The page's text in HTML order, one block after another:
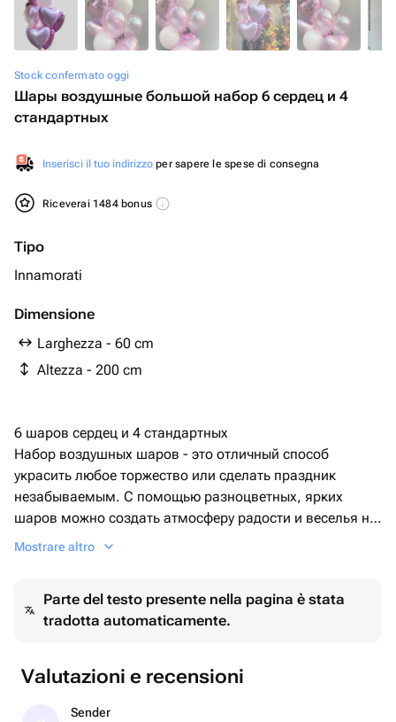
Stock confermato oggi
Шары воздушные большой набор 6 сердец и 4
стандартных
Inserisci il tuo indirizzo per sapere le spese di consegna
Riceverai 1484 bonus
Tipo
Innamorati
Dimensione
Larghezza - 60 cm
Altezza - 200 cm
6 шаров сердец и 4 стандартных
Набор воздушных шаров - это отличный способ
украсить любое торжество или сделать праздник
незабываемым. С помощью разноцветных, ярких
шаров можно создать атмосферу радости и веселья на
любом мероприятии.
для близких и друзей. Это креативный способ
поздравить человека с праздником и подарить ему
Так что не стесняйтесь использовать воздушные шары
для создания атмосферы веселья и праздника!
Mostrare altro
Parte del testo presente nella pagina è stata
tradotta automaticamente.
Valutazioni e recensioni
Sender